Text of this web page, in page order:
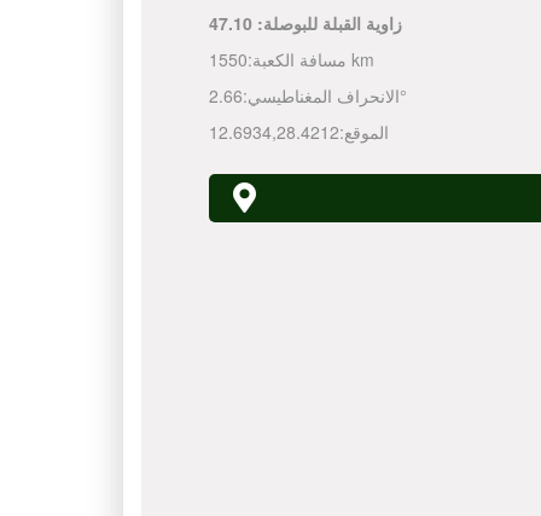
زاوية القبلة للبوصلة: 47.10
مسافة الكعبة: 1550 km
الانحراف المغناطيسي:2.66°
الموقع:
12.6934,28.4212